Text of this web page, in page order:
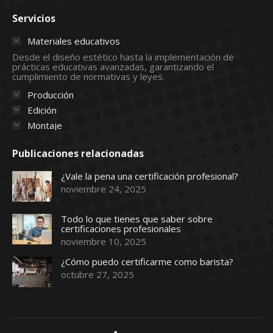
opens
new
window
opens
in
new
window
in
new
window
in
new
window
in
new
window
Servicios
Materiales educativos
Desde el diseño estético hasta la implementación de
prácticas educativas avanzadas, garantizando el
cumplimiento de normativas y leyes.
Producción
Edición
Montaje
Publicaciones relacionadas
¿Vale la pena una certificación profesional?
noviembre 24, 2025
Todo lo que tienes que saber sobre
certificaciones profesionales
noviembre 10, 2025
¿Cómo puedo certificarme como barista?
octubre 27, 2025